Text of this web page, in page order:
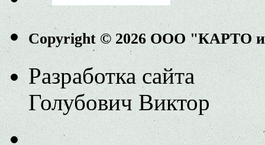
Copyright © 2026 ООО "КАРТО
Разработка сайта
Голубович Виктор